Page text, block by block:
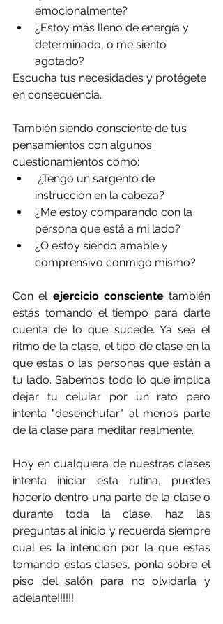
emocionalmente?
¿Estoy más lleno de energía y
determinado, o me siento
agotado?
Escucha tus necesidades y protégete
en consecuencia.
También siendo consciente de tus
pensamientos con algunos
cuestionamientos como:
instrucción en la cabeza?
¿Me estoy comparando con la
persona que está a mi lado?
¿O estoy siendo amable y
comprensivo conmigo mismo?
Con el ejercicio consciente también
estás tomando el tiempo para darte
cuenta de lo que sucede. Ya sea el
ritmo de la clase, el tipo de clase en la
que estas o las personas que están a
tu lado. Sabemos todo lo que implica
dejar tu celular por un rato pero
intenta "desenchufar" al menos parte
de la clase para meditar realmente.
Hoy en cualquiera de nuestras clases
intenta iniciar esta rutina, puedes
hacerlo dentro una parte de la clase o
durante toda la clase, haz las
preguntas al inicio y recuerda siempre
cual es la intención por la que estas
tomando estas clases, ponla sobre el
piso del salón para no olvidarla y
adelante!!!!!!